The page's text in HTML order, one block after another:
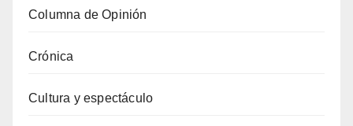
Columna de Opinión
Crónica
Cultura y espectáculo